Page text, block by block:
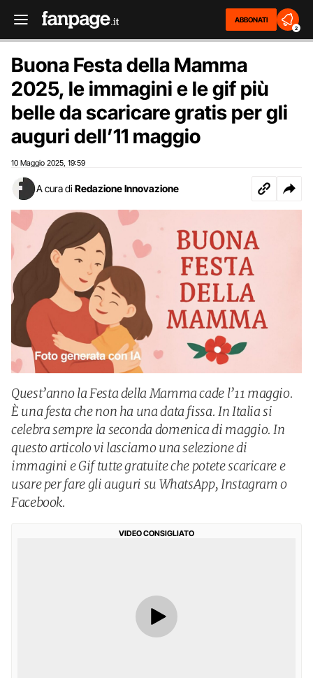
ABBONATI
2
Buona Festa della Mamma
2025, le immagini e le gif più
belle da scaricare gratis per gli
auguri dell’11 maggio
10 Maggio 2025 19:59
A cura di Redazione Innovazione
Quest’anno la Festa della Mamma cade l’11 maggio.
È una festa che non ha una data fissa. In Italia si
celebra sempre la seconda domenica di maggio. In
questo articolo vi lasciamo una selezione di
immagini e Gif tutte gratuite che potete scaricare e
usare per fare gli auguri su WhatsApp, Instagram o
Facebook.
VIDEO CONSIGLIATO